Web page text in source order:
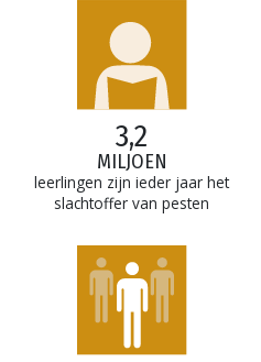
3,2
MILJOEN
leerlingen zijn ieder jaar het
slachtoffer van pesten